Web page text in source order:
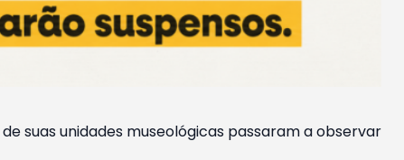
suas unidades museológicas passaram a observar